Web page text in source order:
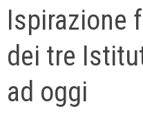
Ispirazione
dei tre
ad oggi